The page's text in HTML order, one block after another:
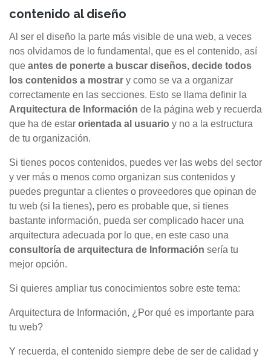
contenido al diseño
Al ser el diseño la parte más visible de una web, a veces
nos olvidamos de lo fundamental, que es el contenido, así
que antes de ponerte a buscar diseños, decide todos
los contenidos a mostrar y como se va a organizar
correctamente en las secciones. Esto se llama definir la
Arquitectura de Información de la página web y recuerda
que ha de estar orientada al usuario y no a la estructura
de tu organización.
Si tienes pocos contenidos, puedes ver las webs del sector
y ver más o menos como organizan sus contenidos y
puedes preguntar a clientes o proveedores que opinan de
tu web (si la tienes), pero es probable que, si tienes
bastante información, pueda ser complicado hacer una
arquitectura adecuada por lo que, en este caso una
consultoría de arquitectura de Información sería tu
mejor opción.
Si quieres ampliar tus conocimientos sobre este tema:
Arquitectura de Información, ¿Por qué es importante para
tu web?
Y recuerda, el contenido siempre debe de ser de calidad y